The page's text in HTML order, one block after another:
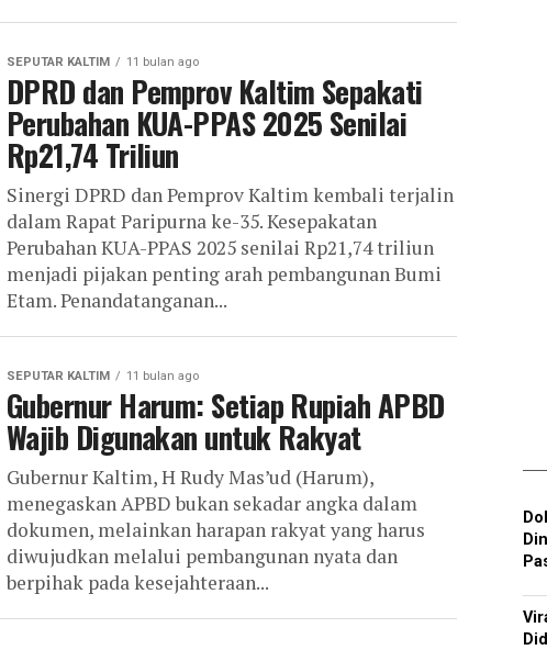
SEPUTAR KALTIM 11 bulan ago
DPRD dan Pemprov Kaltim Sepakati
Perubahan KUA-PPAS 2025 Senilai
Rp21,74 Triliun
Sinergi DPRD dan Pemprov Kaltim kembali terjalin
dalam Rapat Paripurna ke-35. Kesepakatan
Perubahan KUA-PPAS 2025 senilai Rp21,74 triliun
menjadi pijakan penting arah pembangunan Bumi
Etam. Penandatanganan...
SEPUTAR KALTIM 11 bulan ago
Gubernur Harum: Setiap Rupiah APBD
Wajib Digunakan untuk Rakyat
Gubernur Kaltim, H Rudy Mas’ud (Harum),
menegaskan APBD bukan sekadar angka dalam
dokumen, melainkan harapan rakyat yang harus
diwujudkan melalui pembangunan nyata dan
berpihak pada kesejahteraan...